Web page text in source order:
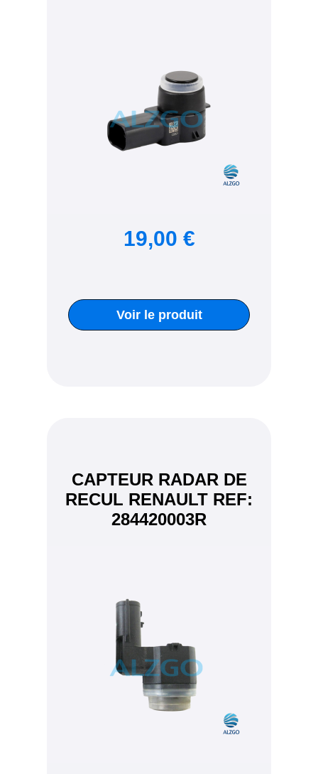
19,00 €
Voir le produit
CAPTEUR RADAR DE
RECUL RENAULT REF:
284420003R